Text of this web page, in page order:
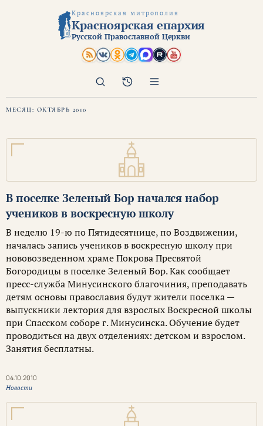
Красноярская митрополия
Красноярская епархия
Русской Православной Церкви
Архив
Поиск
МЕСЯЦ: ОКТЯБРЬ 2010
В поселке Зеленый Бор начался набор
учеников в воскресную школу
В неделю 19-ю по Пятидесятнице, по Воздвижении,
началась запись учеников в воскресную школу при
нововозведенном храме Покрова Пресвятой
Богородицы в поселке Зеленый Бор. Как сообщает
пресс-служба Минусинского благочиния, преподавать
детям основы православия будут жители поселка —
выпускники лектория для взрослых Воскресной школы
при Спасском соборе г. Минусинска. Обучение будет
проводиться на двух отделениях: детском и взрослом.
Занятия бесплатны.
04.10.2010
Новости